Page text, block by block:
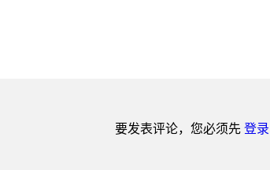
要发表评论，您必须先 登录